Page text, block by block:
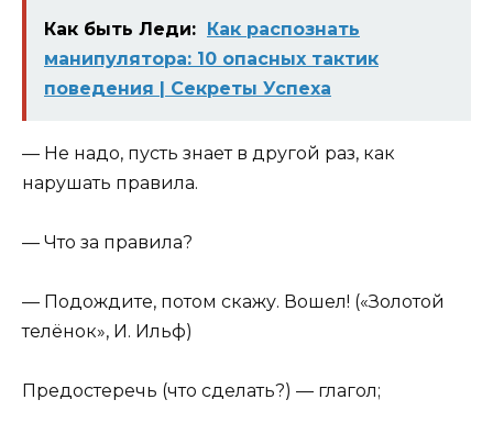
Как быть Леди: Как распознать
манипулятора: 10 опасных тактик
поведения | Секреты Успеха
— Не надо, пусть знает в другой раз, как
нарушать правила.
— Что за правила?
— Подождите, потом скажу. Вошел! («Золотой
телёнок», И. Ильф)
Предостеречь (что сделать?) — глагол;